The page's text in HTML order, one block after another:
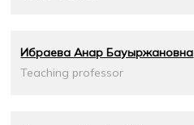
Ибраева Анар Бауыржановна
Teaching professor